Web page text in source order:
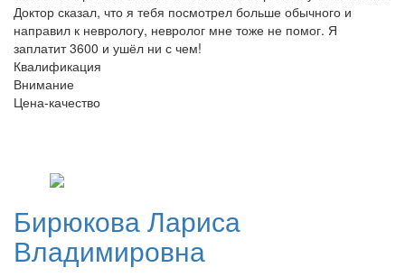
Доктор сказал, что я тебя посмотрел больше обычного и
направил к неврологу, невролог мне тоже не помог. Я
заплатит 3600 и ушёл ни с чем!
Квалификация
Внимание
Цена-качество
БирюковаЛариса
Владимировна